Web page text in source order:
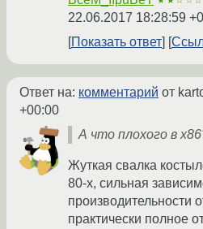
22.06.2017 18:28:59
Показать ответ
Ответ на: комментарий от
+00:00
А что плохого в
Жуткая свалка
80-х, сильная
производительности
практически полное